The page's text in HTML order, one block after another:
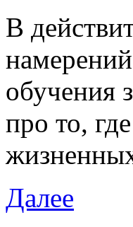
В
обучения
про то,
Далее